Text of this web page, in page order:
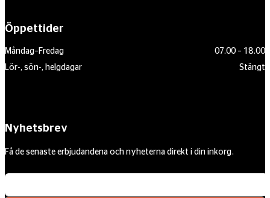
Öppettider
Måndag–Fredag
07.00 – 18.00
Lör-, sön-, helgdagar
Stängt
Nyhetsbrev
Få de senaste erbjudandena och nyheterna direkt i din inkorg.